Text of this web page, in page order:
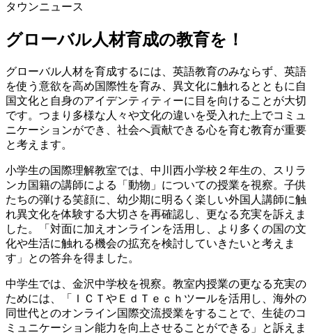
タウンニュース
グローバル人材育成の教育を！
グローバル人材を育成するには、英語教育のみならず、英語
を使う意欲を高め国際性を育み、異文化に触れるとともに自
国文化と自身のアイデンティティーに目を向けることが大切
です。つまり多様な人々や文化の違いを受入れた上でコミュ
ニケーションができ、社会へ貢献できる心を育む教育が重要
と考えます。
小学生の国際理解教室では、中川西小学校２年生の、スリラ
ンカ国籍の講師による「動物」についての授業を視察。子供
たちの弾ける笑顔に、幼少期に明るく楽しい外国人講師に触
れ異文化を体験する大切さを再確認し、更なる充実を訴えま
した。「対面に加えオンラインを活用し、より多くの国の文
化や生活に触れる機会の拡充を検討していきたいと考えま
す」との答弁を得ました。
中学生では、金沢中学校を視察。教室内授業の更なる充実の
ためには、「ＩＣＴやＥｄＴｅｃｈツールを活用し、海外の
同世代とのオンライン国際交流授業をすることで、生徒のコ
ミュニケーション能力を向上させることができる」と訴えま